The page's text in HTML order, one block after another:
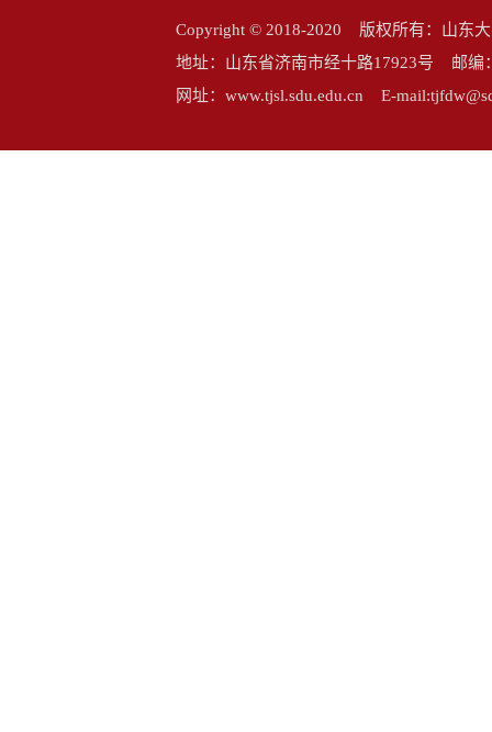
Copyright © 2018-2020 版权所有：山东
地址：山东省济南市经十路17923号 邮
网址：www.tjsl.sdu.edu.cn E-